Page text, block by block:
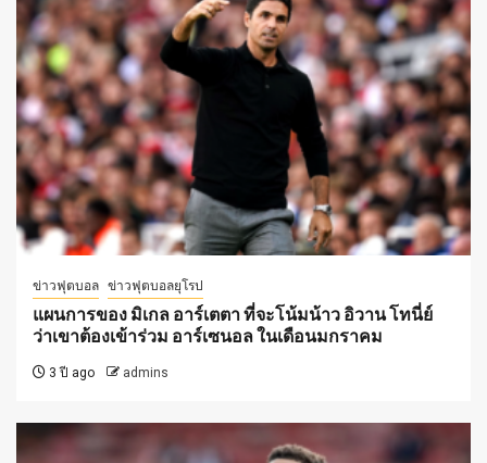
ข่าวฟุตบอล ข่าวฟุตบอลยุโรป
แผนการของ มิเกล อาร์เตตา ที่จะโน้มน้าว อิวาน โทนี่ย์
ว่าเขาต้องเข้าร่วม อาร์เซนอล ในเดือนมกราคม
3 ปี ago admins